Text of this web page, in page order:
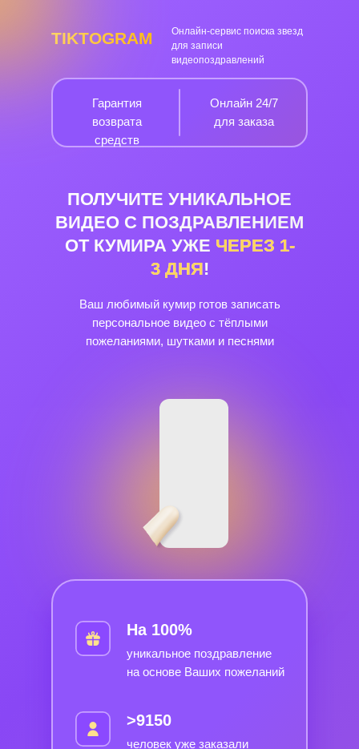
TIKTOGRAM
Ваш любимый кумир готов записать
персональное видео с тёплыми
пожеланиями, шутками и песнями
Онлайн-сервис поиска звезд
для записи
видеопоздравлений
ПОЛУЧИТЕ УНИКАЛЬНОЕ
ВИДЕО С ПОЗДРАВЛЕНИЕМ
ОТ КУМИРА УЖЕ ЧЕРЕЗ 1-
3 ДНЯ!
Онлайн 24/7
для заказа
Гарантия
возврата
средств
уникальное поздравление
на основе Ваших пожеланий
На 100%
человек уже заказали
>9150